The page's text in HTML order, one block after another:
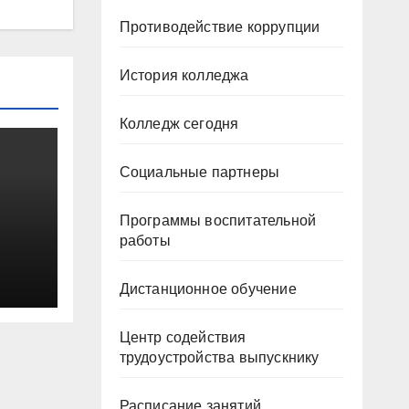
в
Противодействие коррупции
История колледжа
Колледж сегодня
Социальные партнеры
Программы воспитательной
работы
Дистанционное обучение
Центр содействия
трудоустройства выпускнику
Расписание занятий